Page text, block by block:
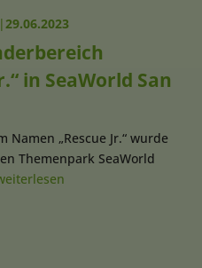
|29.06.2023
in SeaWorld San
Namen „Rescue Jr.“ wurde
Themenpark SeaWorld